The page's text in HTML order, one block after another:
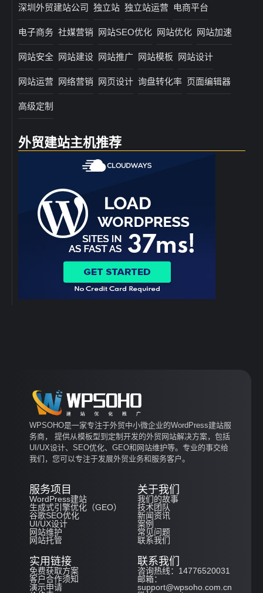
深圳外贸建站公司 独立站 独立站运营 电商平台
电子商务 社媒营销 网站SEO优化 网站优化 网站加速
网站安全 网站建设 网站推广 网站模板 网站设计
网站运营 网络营销 网页设计 询盘转化率 页面编辑器
高级定制
外贸建站主机推荐
WPSOHO是一家专注于外贸中小微企业的WordPress建站服
务商， 提供从模板型到定制开发的外贸网站解决方案，包括
UI/UX设计、SEO优化、GEO和网站维护等。专业的事交给
我们，您可以专注于发展外贸业务和服务客户。
服务项目
WordPress建站
生成式引擎优化（GEO）
谷歌SEO优化
UI/UX设计
网站维护
网站托管
关于我们
我们的故事
技术团队
新闻资讯
案例
常见问题
联系我们
实用链接
免费获取方案
客户合作须知
演示申请
联系我们
咨询热线：14776520031
邮箱：
support@wpsoho.com.cn